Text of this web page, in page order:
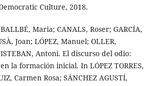
Culture, 2018.
Maria; CANALS, Roser; GARCÍA,
Joan; LÓPEZ, Manuel; OLLER,
Antoni. El discurso del odio:
la formación inicial. In LÓPEZ TORRES,
Carmen Rosa; SÁNCHEZ AGUSTÍ,